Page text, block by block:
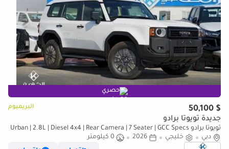
حصري
$ 50,100 البريميوم
جديدة تويوتا برادو
تويوتا برادو Urban | 2.8L | Diesel 4x4 | Rear Camera | 7 Seater | GCC Specs
| Zero KM
دبي خليجي 2026
0 كيلومتر